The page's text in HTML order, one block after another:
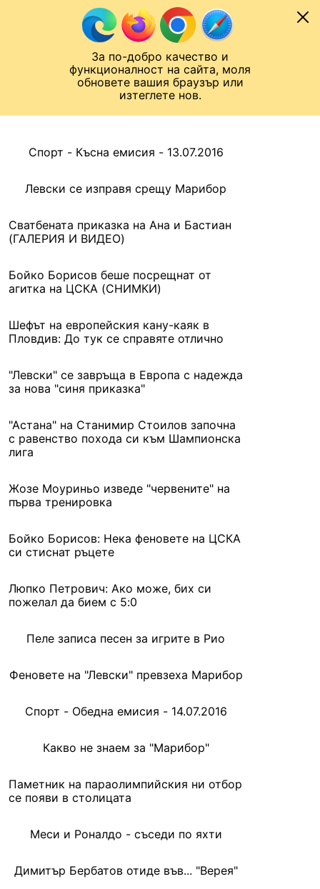
За по-добро качество и
функционалност на сайта, моля
обновете вашия браузър или
изтеглете нов.
Към съдържанието
Лига на Конференциите
Спорт - Късна емисия - 13.07.2016
Левски се изправя срещу Марибор
Сватбената приказка на Ана и Бастиан
(ГАЛЕРИЯ И ВИДЕО)
Бойко Борисов беше посрещнат от
агитка на ЦСКА (СНИМКИ)
Шефът на eвропейския кану-каяк в
Пловдив: До тук се справяте отлично
"Левски" се завръща в Европа с надежда
за нова "синя приказка"
"Астана" на Станимир Стоилов започна
с равенство похода си към Шампионска
лига
Жозе Моуриньо изведе "червените" на
първа тренировка
Бойко Борисов: Нека феновете на ЦСКА
си стиснат ръцете
Люпко Петрович: Ако може, бих си
пожелал да бием с 5:0
Пеле записа песен за игрите в Рио
Феновете на "Левски" превзеха Марибор
Спорт - Обедна емисия - 14.07.2016
Какво не знаем за "Марибор"
Паметник на параолимпийския ни отбор
се появи в столицата
Меси и Роналдо - съседи по яхти
Димитър Бербатов отиде във... "Верея"